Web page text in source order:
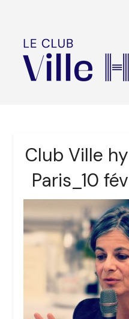
Club Ville
Paris_10